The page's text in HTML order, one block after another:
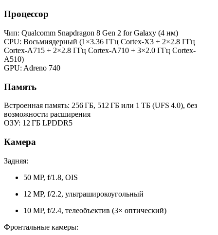
Процессор
Чип: Qualcomm Snapdragon 8 Gen 2 for Galaxy (4 нм)
CPU: Восьмиядерный (1×3.36 ГГц Cortex-X3 + 2×2.8 ГГц
Cortex-A715 + 2×2.8 ГГц Cortex-A710 + 3×2.0 ГГц Cortex-
A510)
GPU: Adreno 740
Память
Встроенная память: 256 ГБ, 512 ГБ или 1 ТБ (UFS 4.0), без
возможности расширения
ОЗУ: 12 ГБ LPDDR5
Камера
Задняя:
50 MP, f/1.8, OIS
12 MP, f/2.2, ультраширокоугольный
10 MP, f/2.4, телеобъектив (3× оптический)
Фронтальные камеры: